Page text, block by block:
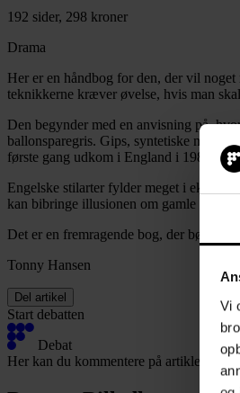
Vi
192 sider, 298 kroner
Drama
Her er en håndbog for den, der vil
teknikkerne kræver øvelse, hvis man
Den begynder med en anvisning på,
ballonsparegris. Gips, syntetiske
første gang udkom i England i 1984:
Engelske stilarter fylder meget i
kan bibringe illusionen om gamle dage
Det er en fremragende bog, der bør stå
Tonny Hansen
Del artikel
Start debatten
Debat
Her kan du kommentere på artiklen: